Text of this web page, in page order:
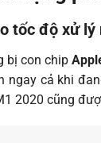
tốc độ xử
bị con chip
ngay cả khi
2020 cũng